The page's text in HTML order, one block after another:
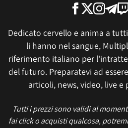
Dedicato cervello e anima a
li hanno nel sangue,
riferimento italiano per
del futuro. Preparatevi ad
articoli, news, video, live
Tutti i prezzi sono validi al
fai click o acquisti qualcosa,